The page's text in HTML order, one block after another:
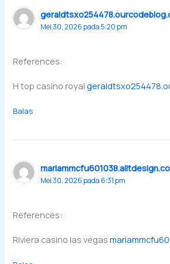
Mei 30, 2026 pada 5:20 pm
References:
H top casino royal
Balas
Mei 30, 2026 pada 6:31 pm
References:
Riviera casino las vegas